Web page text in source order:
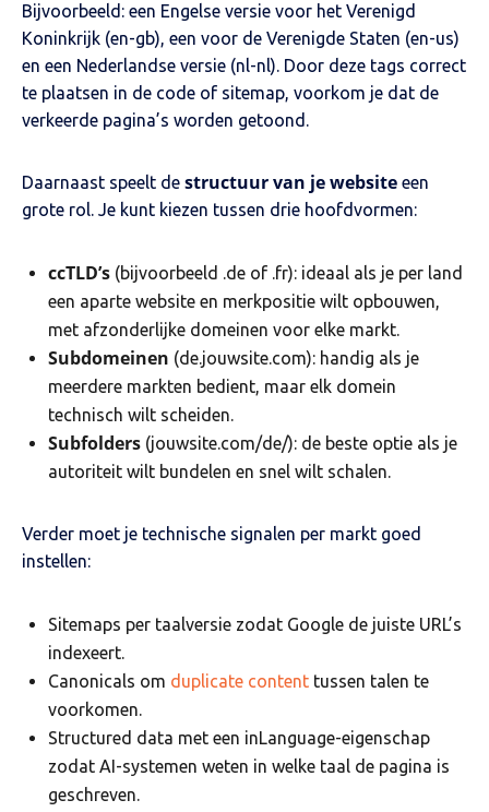
Bijvoorbeeld: een Engelse versie voor het Verenigd
Koninkrijk (en-gb), een voor de Verenigde Staten (en-us)
en een Nederlandse versie (nl-nl). Door deze tags correct
te plaatsen in de code of sitemap, voorkom je dat de
verkeerde pagina’s worden getoond.
Daarnaast speelt de structuur van je website een
grote rol. Je kunt kiezen tussen drie hoofdvormen:
ccTLD’s (bijvoorbeeld .de of .fr): ideaal als je per land
een aparte website en merkpositie wilt opbouwen,
met afzonderlijke domeinen voor elke markt.
Subdomeinen (de.jouwsite.com): handig als je
meerdere markten bedient, maar elk domein
technisch wilt scheiden.
Subfolders (jouwsite.com/de/): de beste optie als je
autoriteit wilt bundelen en snel wilt schalen.
Verder moet je technische signalen per markt goed
instellen:
Sitemaps per taalversie zodat Google de juiste URL’s
indexeert.
Canonicals om duplicate content tussen talen te
voorkomen.
Structured data met een inLanguage-eigenschap
zodat AI-systemen weten in welke taal de pagina is
geschreven.